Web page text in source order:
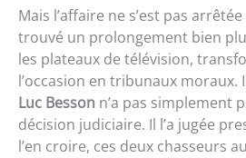
Mais l’affaire ne s’est pas
trouvé un prolongement bien
les plateaux de télévision,
l’occasion en tribunaux moraux.
Luc Besson n’a pas simplement
décision judiciaire. Il l’a jugée
l’en croire, ces deux chasseurs